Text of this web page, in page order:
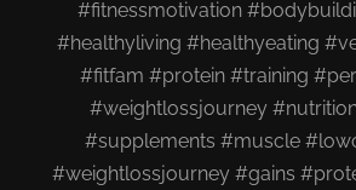
#fitnessmotivation
#healthyliving #healthyeating
#fitfam #protein #training
#weightlossjourney
#supplements #muscle
#weightlossjourney #gains